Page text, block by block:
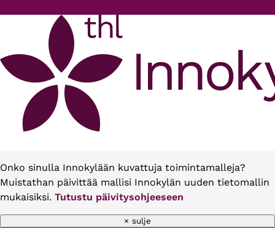
Onko sinulla Innokylään kuvattuja toimintamalleja?
Muistathan päivittää mallisi Innokylän uuden tietomallin
mukaisiksi. Tutustu päivitysohjeeseen
× sulje